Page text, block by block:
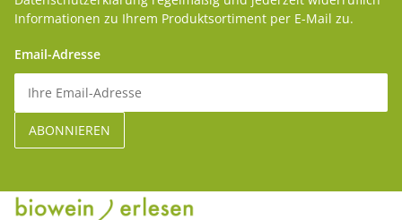
Informationen zu Ihrem Produktsortiment per E-Mail zu.
Email-Adresse